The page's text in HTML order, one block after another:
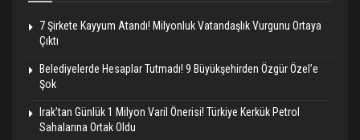
7 Şirkete Kayyum Atandı! Milyonluk Vatandaşlık Vurgunu Ortaya
Çıktı
Belediyelerde Hesaplar Tutmadı! 9 Büyükşehirden Özgür Özel’e
Şok
Irak’tan Günlük 1 Milyon Varil Önerisi! Türkiye Kerkük Petrol
Sahalarına Ortak Oldu